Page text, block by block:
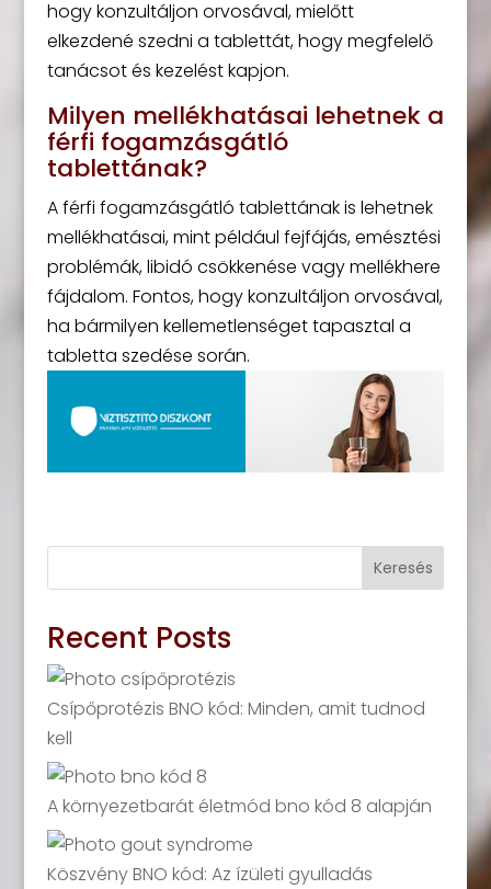
hogy konzultáljon orvosával, mielőtt
elkezdené szedni a tablettát, hogy megfelelő
tanácsot és kezelést kapjon.
Milyen mellékhatásai lehetnek a
férfi fogamzásgátló
tablettának?
A férfi fogamzásgátló tablettának is lehetnek
mellékhatásai, mint például fejfájás, emésztési
problémák, libidó csökkenése vagy mellékhere
fájdalom. Fontos, hogy konzultáljon orvosával,
ha bármilyen kellemetlenséget tapasztal a
tabletta szedése során.
Keresés
Recent Posts
Csípőprotézis BNO kód: Minden, amit tudnod
kell
A környezetbarát életmód bno kód 8 alapján
Köszvény BNO kód: Az ízületi gyulladás